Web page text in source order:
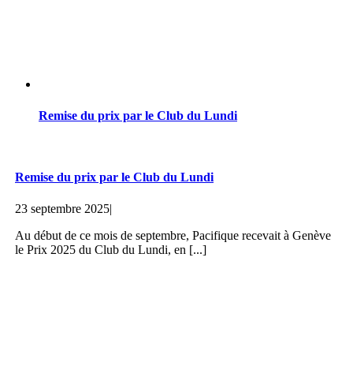
Remise du prix par le Club du Lundi
Remise du prix par le Club du Lundi
23 septembre 2025|
Au début de ce mois de septembre, Pacifique recevait à Genève
le Prix 2025 du Club du Lundi, en [...]